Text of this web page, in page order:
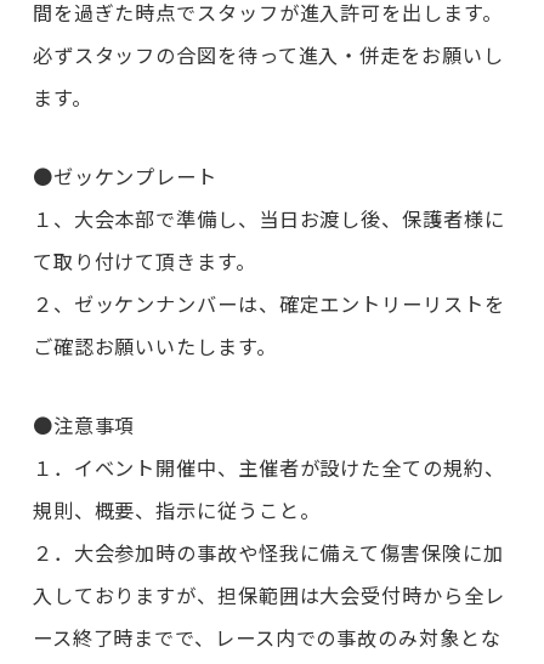
間を過ぎた時点でスタッフが進入許可を出します。
必ずスタッフの合図を待って進入・併走をお願いし
ます。
●ゼッケンプレート
１、大会本部で準備し、当日お渡し後、保護者様に
て取り付けて頂きます。
２、ゼッケンナンバーは、確定エントリーリストを
ご確認お願いいたします。
●注意事項
１．イベント開催中、主催者が設けた全ての規約、
規則、概要、指示に従うこと。
２．大会参加時の事故や怪我に備えて傷害保険に加
入しておりますが、担保範囲は大会受付時から全レ
ース終了時までで、レース内での事故のみ対象とな